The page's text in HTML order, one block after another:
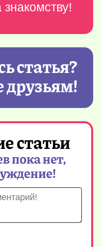
статья?
друзьям!
статьи
пока нет,